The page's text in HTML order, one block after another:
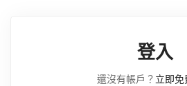
登入
還沒有帳戶？ 立即